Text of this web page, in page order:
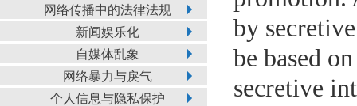
网络传播中的法律法规
新闻娱乐化
自媒体乱象
网络暴力与戾气
个人信息与隐私保护
by
be based
secretive